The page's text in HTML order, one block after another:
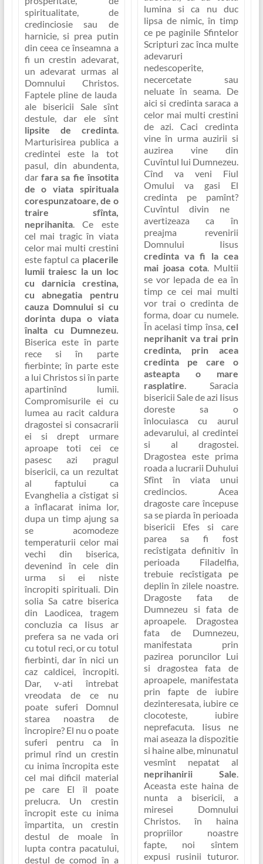
spiritualitate, de
credinciosie sau de
harnicie, si prea putin
din ceea ce înseamna a
fi un crestin adevarat,
un adevarat urmas al
Domnului Christos.
Faptele pline de lauda
ale bisericii Sale sînt
destule, dar ele sînt
lipsite de credinta.
Marturisirea publica a
credintei este la tot
pasul, din abundenta,
dar fara sa fie însotita
de o viata spirituala
corespunzatoare, de o
traire sfînta,
neprihanita. Ce este
cel mai tragic în viata
celor mai multi crestini
este faptul ca placerile
lumii traiesc la un loc
cu darnicia crestina,
cu abnegatia pentru
cauza Domnului si cu
dorinta dupa o viata
înalta cu Dumnezeu.
Biserica este în parte
rece si în parte
fierbinte; în parte este
a lui Christos si în parte
apartinînd lumii.
Compromisurile ei cu
lumea au racit caldura
dragostei si consacrarii
ei si drept urmare
aproape toti cei ce
pasesc azi pragul
bisericii, ca un rezultat
al faptului ca
Evanghelia a cîstigat si
a înflacarat inima lor,
dupa un timp ajung sa
se acomodeze
temperaturii celor mai
vechi din biserica,
devenind în cele din
urma si ei niste
încropiti spirituali. Din
solia Sa catre biserica
din Laodicea, tragem
concluzia ca Iisus ar
prefera sa ne vada ori
cu totul reci, or cu totul
fierbinti, dar în nici un
caz caldicei, încropiti.
Dar, v-ati întrebat
vreodata de ce nu
poate suferi Domnul
starea noastra de
încropire?El nu o poate
suferi pentru ca în
primul rînd un crestin
cu inima încropita este
cel mai dificil material
pe care El îl poate
prelucra. Un crestin
încropit este cu inima
împartita, un crestin
destul de moale în
lupta contra pacatului,
destul de comod în a
lumina si ca nu duc
lipsa de nimic, în timp
ce pe paginile Sfintelor
Scripturi zac înca multe
adevaruri
nedescoperite,
necercetate sau
neluate în seama. De
aici si credinta saraca a
celor mai multi crestini
de azi. Caci credinta
vine în urma auzirii si
auzirea vine din
Cuvîntul lui Dumnezeu.
Cînd va veni Fiul
Omului va gasi El
credinta pe pamînt?
Cuvîntul divin ne
avertizeaza ca în
preajma revenirii
Domnului Iisus
credinta va fi la cea
mai joasa cota. Multii
se vor lepada de ea în
timp ce cei mai multi
vor trai o credinta de
forma, doar cu numele.
În acelasi timp însa, cel
neprihanit va trai prin
credinta, prin acea
credinta pe care o
asteapta o mare
rasplatire. Saracia
bisericii Sale de azi Iisus
doreste sa o
înlocuiasca cu aurul
adevarului, al credintei
si al dragostei.
Dragostea este prima
roada a lucrarii Duhului
Sfînt în viata unui
credincios. Acea
dragoste care începuse
sa se piarda în perioada
bisericii Efes si care
parea sa fi fost
recîstigata definitiv în
perioada Filadelfia,
trebuie recîstigata pe
deplin în zilele noastre.
Dragoste fata de
Dumnezeu si fata de
aproapele. Dragostea
fata de Dumnezeu,
manifestata prin
pazirea poruncilor Lui
si dragostea fata de
aproapele, manifestata
prin fapte de iubire
dezinteresata, iubire ce
clocoteste, iubire
neprefacuta. Iisus ne
mai aseaza la dispozitie
si haine albe, minunatul
vesmînt nepatat al
neprihanirii Sale.
Aceasta este haina de
nunta a bisericii, a
miresei Domnului
Christos. în haina
propriilor noastre
fapte, noi sîntem
expusi rusinii tuturor.